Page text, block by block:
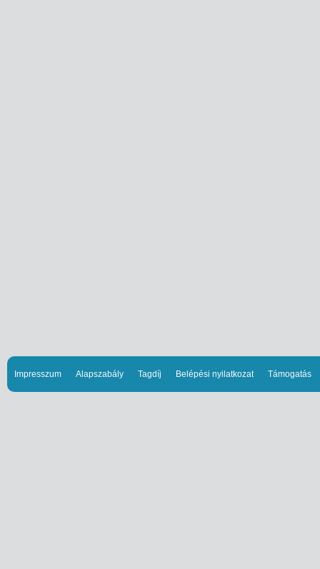
Impresszum Alapszabály Tagdíj Belépési nyilatkozat Támogatás